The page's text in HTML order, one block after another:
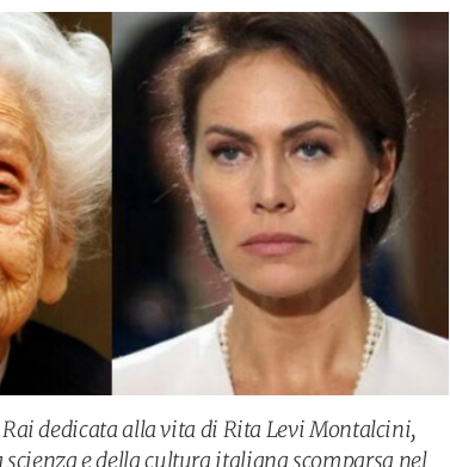
dedicata alla vita di Rita Levi Montalcini,
e della cultura italiana scomparsa nel